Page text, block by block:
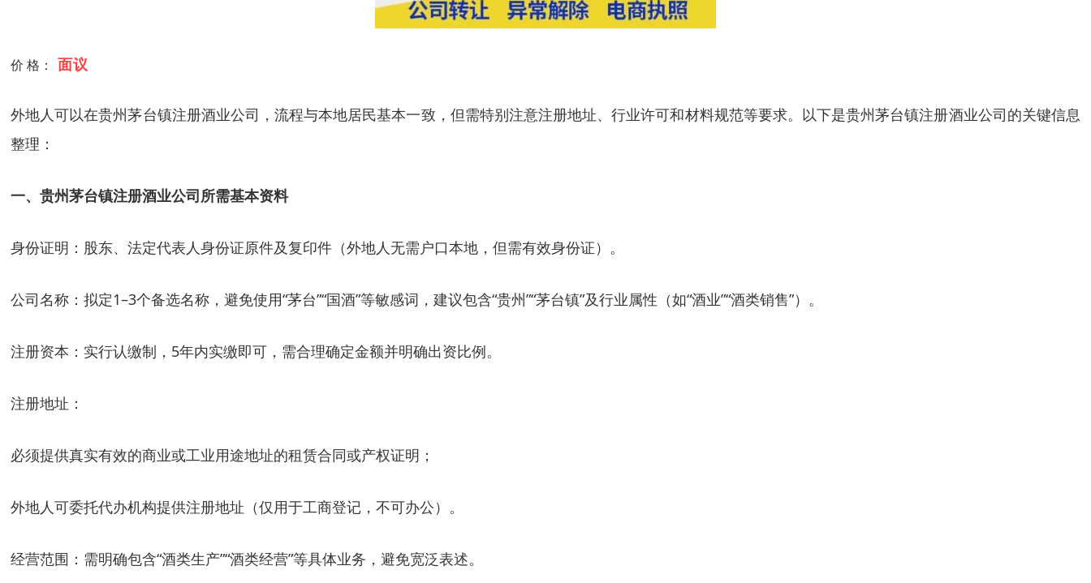
价 格： 面议
外地人可以在贵州茅台镇注册酒业公司，流程与本地居民基本一致，但需特别注意注册地址、行业许可和材料规范等要求。以下是贵州茅台镇注册酒业公司的关键信息
整理：
一、贵州茅台镇注册酒业公司所需基本资料
身份证明：股东、法定代表人身份证原件及复印件（外地人无需户口本地，但需有效身份证）。
公司名称：拟定1–3个备选名称，避免使用“茅台”“国酒”等敏感词，建议包含“贵州”“茅台镇”及行业属性（如“酒业”“酒类销售”）。
注册资本：实行认缴制，5年内实缴即可，需合理确定金额并明确出资比例。
注册地址：
必须提供真实有效的商业或工业用途地址的租赁合同或产权证明；
外地人可委托代办机构提供注册地址（仅用于工商登记，不可办公）。
经营范围：需明确包含“酒类生产”“酒类经营”等具体业务，避免宽泛表述。